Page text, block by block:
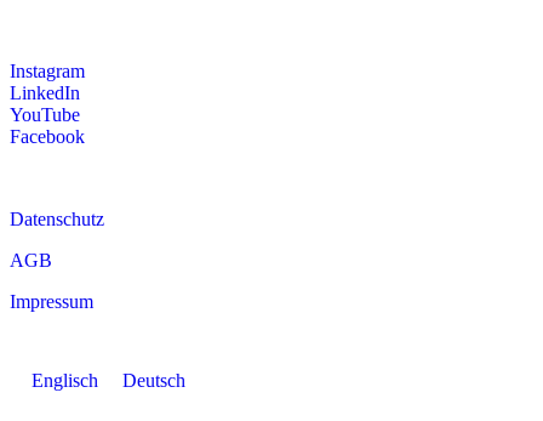
Instagram
LinkedIn
YouTube
Facebook
Datenschutz
AGB
Impressum
Englisch Deutsch